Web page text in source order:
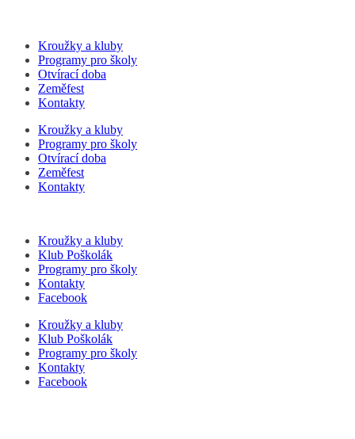
Kroužky a kluby
Programy pro školy
Otvírací doba
Zeměfest
Kontakty
Kroužky a kluby
Programy pro školy
Otvírací doba
Zeměfest
Kontakty
Kroužky a kluby
Klub Poškolák
Programy pro školy
Kontakty
Facebook
Kroužky a kluby
Klub Poškolák
Programy pro školy
Kontakty
Facebook